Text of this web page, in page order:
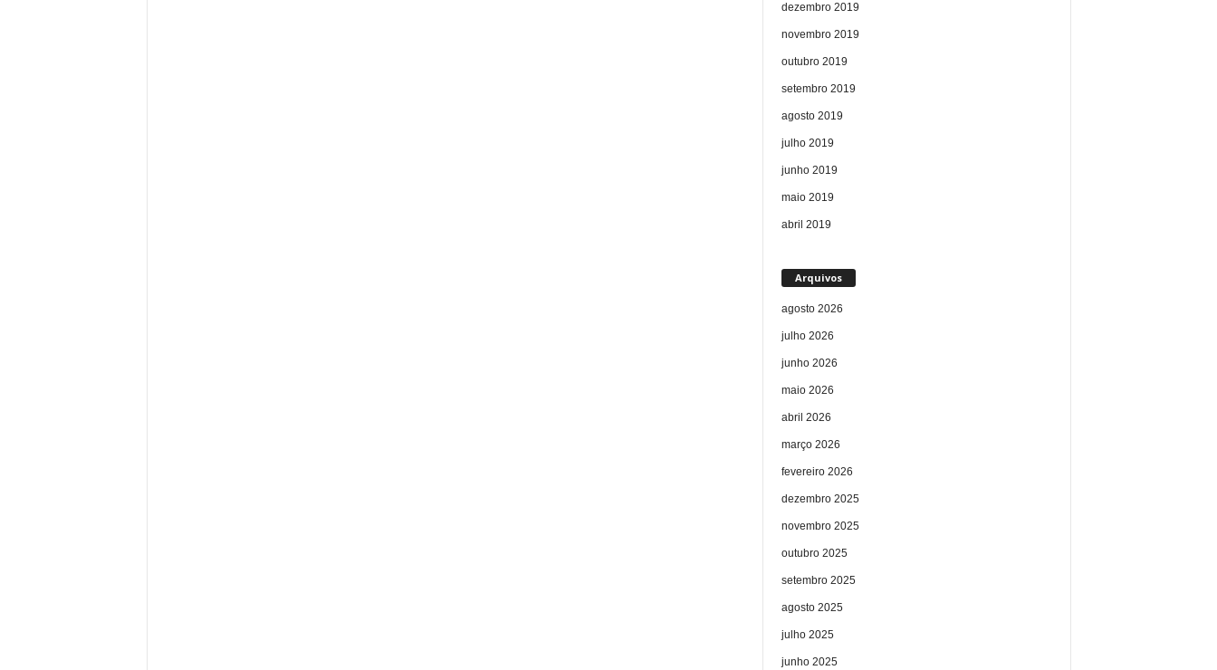
dezembro 2019
novembro 2019
outubro 2019
setembro 2019
agosto 2019
julho 2019
junho 2019
maio 2019
abril 2019
Arquivos
agosto 2026
julho 2026
junho 2026
maio 2026
abril 2026
março 2026
fevereiro 2026
dezembro 2025
novembro 2025
outubro 2025
setembro 2025
agosto 2025
julho 2025
junho 2025